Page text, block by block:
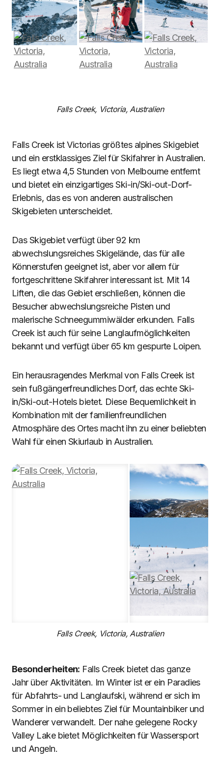
Falls Creek, Victoria, Australien
Falls Creek ist Victorias größtes alpines Skigebiet
und ein erstklassiges Ziel für Skifahrer in Australien.
Es liegt etwa 4,5 Stunden von Melbourne entfernt
und bietet ein einzigartiges Ski-in/Ski-out-Dorf-
Erlebnis, das es von anderen australischen
Skigebieten unterscheidet.
Das Skigebiet verfügt über 92 km
abwechslungsreiches Skigelände, das für alle
Könnerstufen geeignet ist, aber vor allem für
fortgeschrittene Skifahrer interessant ist. Mit 14
Liften, die das Gebiet erschließen, können die
Besucher abwechslungsreiche Pisten und
malerische Schneegummiwälder erkunden. Falls
Creek ist auch für seine Langlaufmöglichkeiten
bekannt und verfügt über 65 km gespurte Loipen.
Ein herausragendes Merkmal von Falls Creek ist
sein fußgängerfreundliches Dorf, das echte Ski-
in/Ski-out-Hotels bietet. Diese Bequemlichkeit in
Kombination mit der familienfreundlichen
Atmosphäre des Ortes macht ihn zu einer beliebten
Wahl für einen Skiurlaub in Australien.
Falls Creek, Victoria, Australien
Besonderheiten: Falls Creek bietet das ganze
Jahr über Aktivitäten. Im Winter ist er ein Paradies
für Abfahrts- und Langlaufski, während er sich im
Sommer in ein beliebtes Ziel für Mountainbiker und
Wanderer verwandelt. Der nahe gelegene Rocky
Valley Lake bietet Möglichkeiten für Wassersport
und Angeln.